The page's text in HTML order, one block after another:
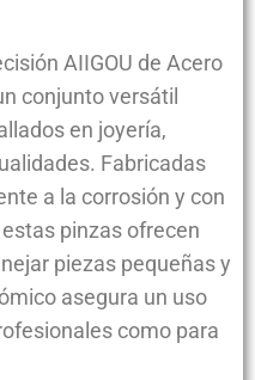
AIIGOU de Acero
conjunto versátil
en joyería,
Fabricadas
a la corrosión y con
pinzas ofrecen
piezas pequeñas y
asegura un uso
como para